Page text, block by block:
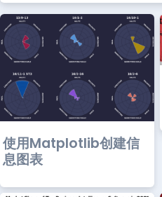
使用Matplotlib创建信
息图表